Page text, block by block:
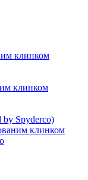
клинком
клинком
Spyderco)
клинком